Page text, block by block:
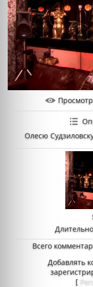
Олесю
Всего
Добавлять
[